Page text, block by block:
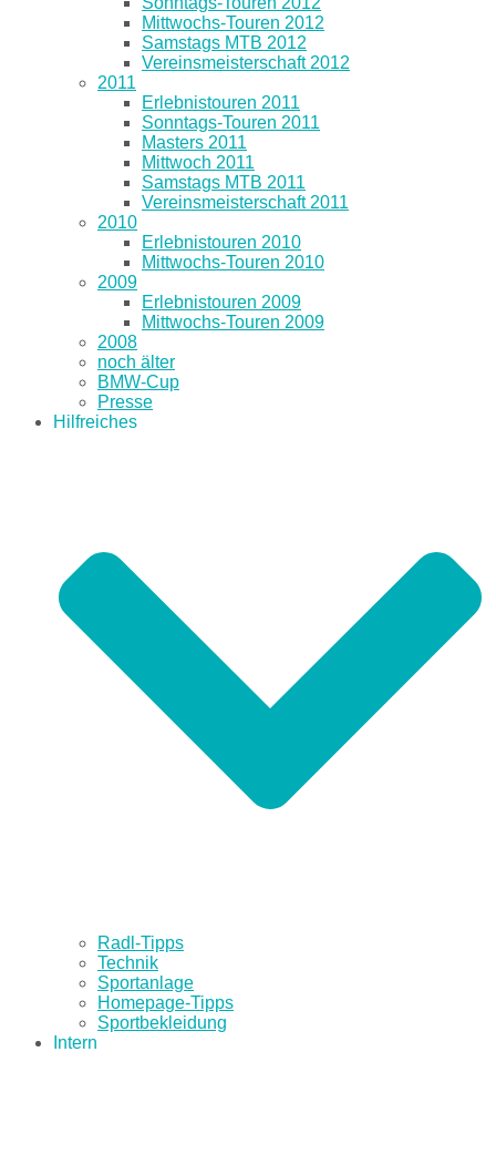
Mittwochs-Touren 2012
Samstags MTB 2012
Vereinsmeisterschaft 2012
2011
Erlebnistouren 2011
Sonntags-Touren 2011
Masters 2011
Mittwoch 2011
Samstags MTB 2011
Vereinsmeisterschaft 2011
2010
Erlebnistouren 2010
Mittwochs-Touren 2010
2009
Erlebnistouren 2009
Mittwochs-Touren 2009
2008
noch älter
BMW-Cup
Presse
Hilfreiches
Radl-Tipps
Technik
Sportanlage
Homepage-Tipps
Sportbekleidung
Intern